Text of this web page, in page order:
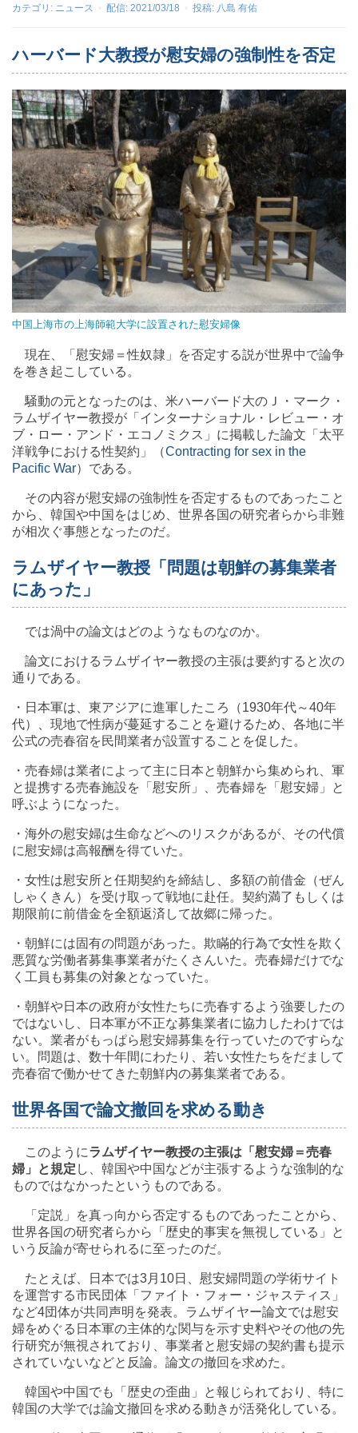
カテゴリ: ニュース 配信: 2021/03/18 投稿: 八島 有佑
ハーバード大教授が慰安婦の強制性を否定
中国上海市の上海師範大学に設置された慰安婦像
現在、「慰安婦＝性奴隷」を否定する説が世界中で論争
を巻き起こしている。
騒動の元となったのは、米ハーバード大のＪ・マーク・
ラムザイヤー教授が「インターナショナル・レビュー・オ
ブ・ロー・アンド・エコノミクス」に掲載した論文「太平
洋戦争における性契約」（Contracting for sex in the
Pacific War）である。
その内容が慰安婦の強制性を否定するものであったこと
から、韓国や中国をはじめ、世界各国の研究者らから非難
が相次ぐ事態となったのだ。
ラムザイヤー教授「問題は朝鮮の募集業者
にあった」
では渦中の論文はどのようなものなのか。
論文におけるラムザイヤー教授の主張は要約すると次の
通りである。
・日本軍は、東アジアに進軍したころ（1930年代～40年
代）、現地で性病が蔓延することを避けるため、各地に半
公式の売春宿を民間業者が設置することを促した。
・売春婦は業者によって主に日本と朝鮮から集められ、軍
と提携する売春施設を「慰安所」、売春婦を「慰安婦」と
呼ぶようになった。
・海外の慰安婦は生命などへのリスクがあるが、その代償
に慰安婦は高報酬を得ていた。
・女性は慰安所と任期契約を締結し、多額の前借金（ぜん
しゃくきん）を受け取って戦地に赴任。契約満了もしくは
期限前に前借金を全額返済して故郷に帰った。
・朝鮮には固有の問題があった。欺瞞的行為で女性を欺く
悪質な労働者募集事業者がたくさんいた。売春婦だけでな
く工員も募集の対象となっていた。
・朝鮮や日本の政府が女性たちに売春するよう強要したの
ではないし、日本軍が不正な募集業者に協力したわけでは
ない。業者がもっぱら慰安婦募集を行っていたのですらな
い。問題は、数十年間にわたり、若い女性たちをだまして
売春宿で働かせてきた朝鮮内の募集業者である。
世界各国で論文撤回を求める動き
このようにラムザイヤー教授の主張は「慰安婦＝売春
婦」と規定 し、韓国や中国などが主張するような強制的な
ものではなかったというものである。
「定説」を真っ向から否定するものであったことから、
世界各国の研究者らから「歴史的事実を無視している」と
いう反論が寄せられるに至ったのだ。
たとえば、日本では3月10日、慰安婦問題の学術サイト
を運営する市民団体「ファイト・フォー・ジャスティス」
など4団体が共同声明を発表。ラムザイヤー論文では慰安
婦をめぐる日本軍の主体的な関与を示す史料やその他の先
行研究が無視されており、事業者と慰安婦の契約書も提示
されていないなどと反論。論文の撤回を求めた。
韓国や中国でも「歴史の歪曲」と報じられており、特に
韓国の大学では論文撤回を求める動きが活発化している。